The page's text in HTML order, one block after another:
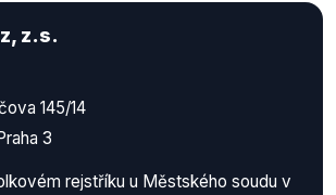
z.s.
145/14
3
rejstříku u Městského soudu v